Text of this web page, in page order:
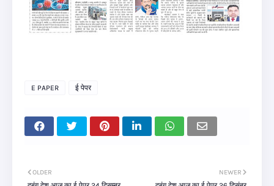
E PAPER ई पेपर
NEWER
OLDER